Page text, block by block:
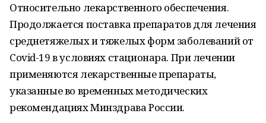
Относительно лекарственного обеспечения.
Продолжается поставка препаратов для лечения
среднетяжелых и тяжелых форм заболеваний от
Covid-19 в условиях стационара. При лечении
применяются лекарственные препараты,
указанные во временных методических
рекомендациях Минздрава России.